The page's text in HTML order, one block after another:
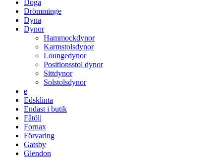
Doga
Drömminge
Dyna
Dynor
Hammockdynor
Karmstolsdynor
Loungedynor
Positionsstol dynor
Sittdynor
Solstolsdynor
e
Edsklinta
Endast i butik
Fåtölj
Fornax
Förvaring
Gatsby
Glendon